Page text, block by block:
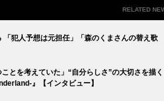
RELATED
「犯人予想は元担任」「森のくまさんの替え歌
とを考えていた」“自分らしさ”の大切さを描く
』【インタビュー】